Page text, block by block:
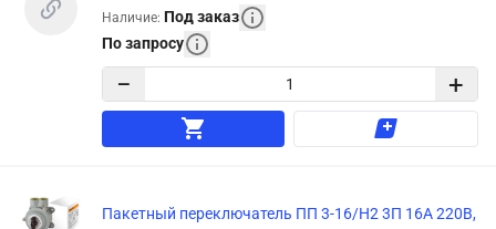
Наличие: Под заказ
По запросу
− +
Пакетный переключатель ПП 3-16/Н2 3П 16А 220В,